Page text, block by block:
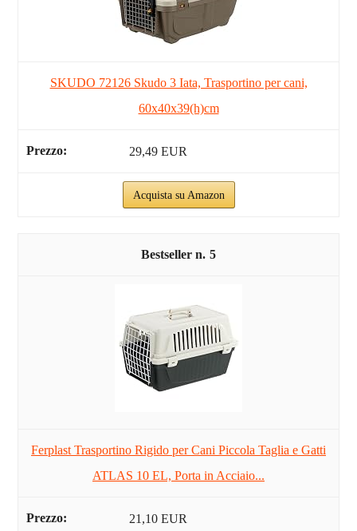
SKUDO 72126 Skudo 3 Iata, Trasportino per cani,
60x40x39(h)cm
29,49 EUR
Acquista su Amazon
5
Ferplast Trasportino Rigido per Cani Piccola Taglia e Gatti
ATLAS 10 EL, Porta in Acciaio...
21,10 EUR